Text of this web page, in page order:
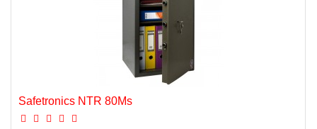
Safetronics NTR 80Ms